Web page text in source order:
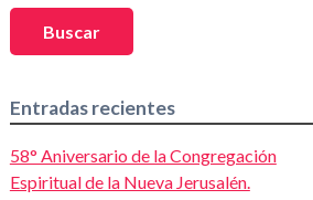
Buscar
Entradas recientes
58° Aniversario de la Congregación
Espiritual de la Nueva Jerusalén.